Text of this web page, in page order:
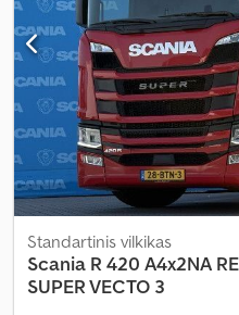
Standartinis vilkikas
Scania R 420 A4x2NA
SUPER VECTO 3